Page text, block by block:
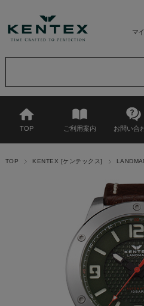
マ
TOP ご利用案内 お問い合
TOP KENTEX [ケンテックス]